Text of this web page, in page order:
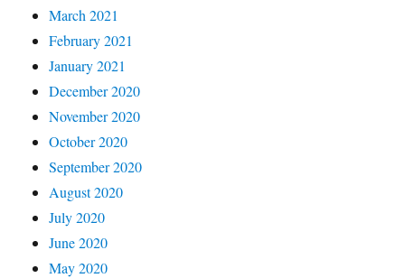
March 2021
February 2021
January 2021
December 2020
November 2020
October 2020
September 2020
August 2020
July 2020
June 2020
May 2020